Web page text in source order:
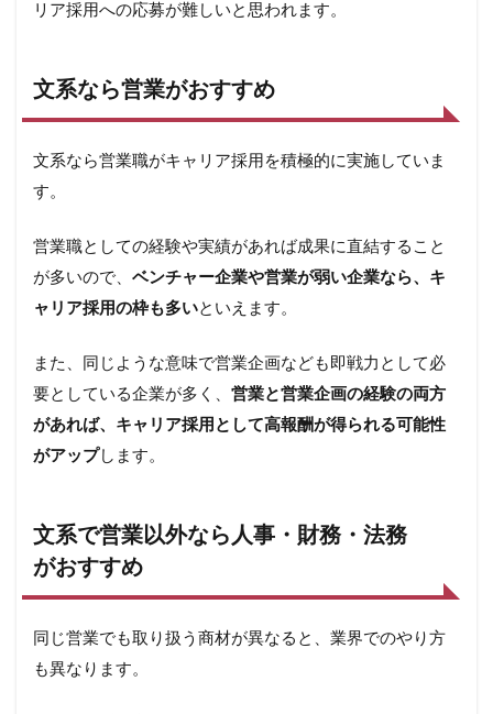
リア採用への応募が難しいと思われます。
文系なら営業がおすすめ
文系なら営業職がキャリア採用を積極的に実施していま
す。
営業職としての経験や実績があれば成果に直結すること
が多いので、 ベンチャー企業や営業が弱い企業なら、キ
ャリア採用の枠も多いといえます。
また、同じような意味で営業企画なども即戦力として必
要としている企業が多く、 営業と営業企画の経験の両方
があれば、キャリア採用として高報酬が得られる可能性
がアップします。
文系で営業以外なら人事・財務・法務
がおすすめ
同じ営業でも取り扱う商材が異なると、業界でのやり方
も異なります。